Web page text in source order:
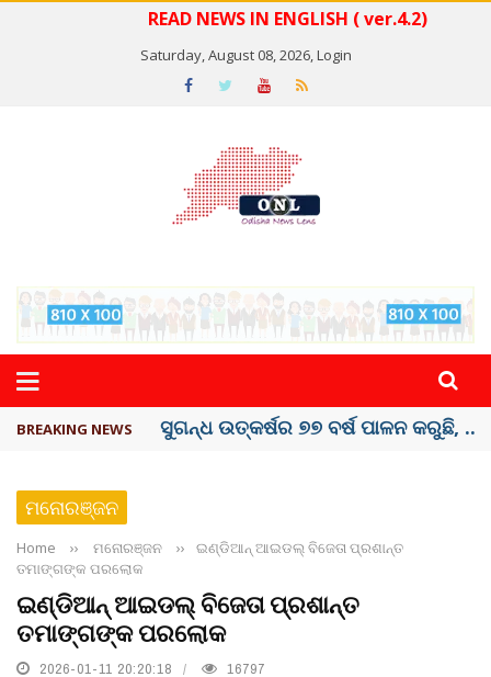
READ NEWS IN ENGLISH ( ver.4.2)
Saturday, August 08, 2026,Login
BREAKING NEWS ୟୁପିଆଇ ଓ ଅନ୍ୟାନ୍ୟ ଡିଜିଟାଲ୍ ନେଣଦେଣ ...
ମନୋରଞ୍ଜନ
Home ›› ମନୋରଞ୍ଜନ ››
ଇଣ୍ଡିଆନ୍ ଆଇଡଲ୍ ବିଜେତା ପ୍ରଶାନ୍ତ
ତମାଙ୍ଗଙ୍କ ପରଲୋକ
ଇଣ୍ଡିଆନ୍ ଆଇଡଲ୍ ବିଜେତା ପ୍ରଶାନ୍ତ
ତମାଙ୍ଗଙ୍କ ପରଲୋକ
2026-01-11 20:20:18 16797